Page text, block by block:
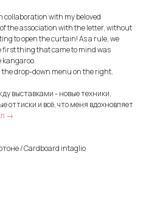
collaboration with my beloved
the association with the letter, without
to open the curtain! As a rule, we
first thing that came to mind was
kangaroo.
the drop-down menu on the right.
выставками - новые техники,
оттиски и всё, что меня вдохновляет
→
/ Cardboard intaglio